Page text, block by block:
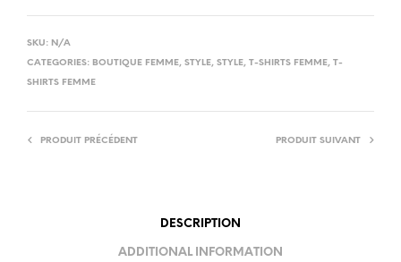
SKU: N/A
CATEGORIES: BOUTIQUE FEMME, STYLE, STYLE, T-SHIRTS FEMME, T-
SHIRTS FEMME
PRODUIT PRÉCÉDENT PRODUIT SUIVANT
DESCRIPTION
ADDITIONAL INFORMATION